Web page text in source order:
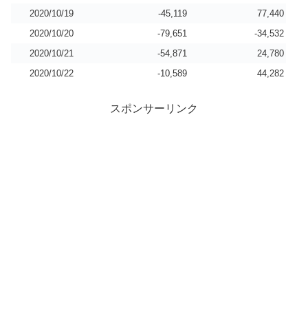
2020/10/19
-45,119
77,440
2020/10/20
-79,651
-34,532
2020/10/21
-54,871
24,780
2020/10/22
-10,589 44,282
スポンサーリンク